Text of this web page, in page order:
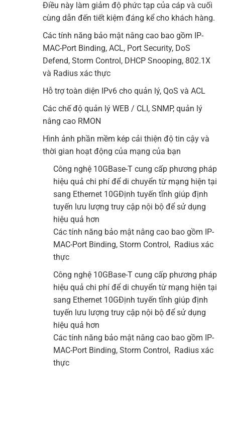
Điều này làm giảm độ phức tạp của cáp và cuối
cùng dẫn đến tiết kiệm đáng kể cho khách hàng.
Các tính năng bảo mật nâng cao bao gồm IP-
MAC-Port Binding, ACL, Port Security, DoS
Defend, Storm Control, DHCP Snooping, 802.1X
và Radius xác thực
Hỗ trợ toàn diện IPv6 cho quản lý, QoS và ACL
Các chế độ quản lý WEB / CLI, SNMP, quản lý
nâng cao RMON
Hình ảnh phần mềm kép cải thiện độ tin cậy và
thời gian hoạt động của mạng của bạn
Công nghệ 10GBase-T cung cấp phương pháp
hiệu quả chi phí để di chuyển từ mạng hiện tại
sang Ethernet 10GĐịnh tuyến tĩnh giúp định
tuyến lưu lượng truy cập nội bộ để sử dụng
hiệu quả hơn
Các tính năng bảo mật nâng cao bao gồm IP-
MAC-Port Binding, Storm Control, Radius xác
thực
Công nghệ 10GBase-T cung cấp phương pháp
hiệu quả chi phí để di chuyển từ mạng hiện tại
sang Ethernet 10GĐịnh tuyến tĩnh giúp định
tuyến lưu lượng truy cập nội bộ để sử dụng
hiệu quả hơn
Các tính năng bảo mật nâng cao bao gồm IP-
MAC-Port Binding, Storm Control, Radius xác
thực